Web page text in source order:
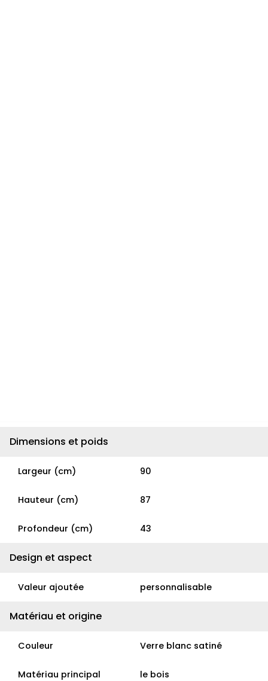
Dimensions et poids
Largeur (cm) 90
Hauteur (cm) 87
Profondeur (cm) 43
Design et aspect
Valeur ajoutée personnalisable
Matériau et origine
Couleur Verre blanc satiné
Matériau principal le bois